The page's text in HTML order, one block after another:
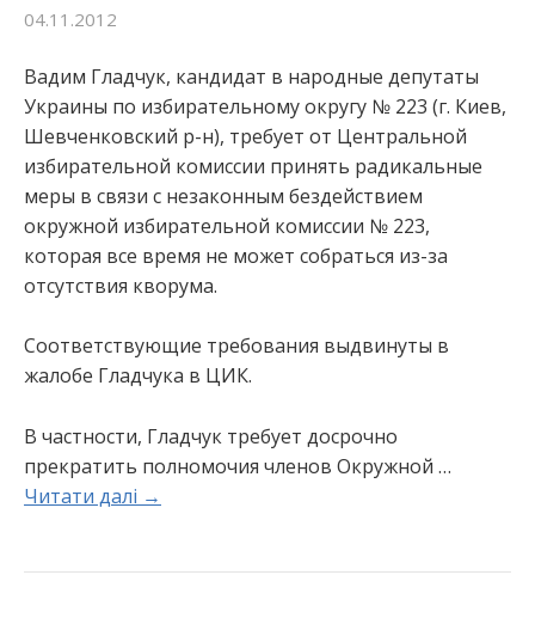
04.11.2012
Вадим Гладчук, кандидат в народные депутаты
Украины по избирательному округу № 223 (г. Киев,
Шевченковский р-н), требует от Центральной
избирательной комиссии принять радикальные
меры в связи с незаконным бездействием
окружной избирательной комиссии № 223,
которая все время не может собраться из-за
отсутствия кворума.
Соответствующие требования выдвинуты в
жалобе Гладчука в ЦИК.
В частности, Гладчук требует досрочно
прекратить полномочия членов Окружной …
Читати далі →